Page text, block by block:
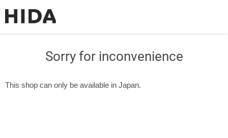
Sorry for inconvenience
This shop can only be available in Japan.